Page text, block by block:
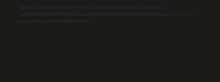
Hukuka ve yasal düzenlemelere aykırı olduğunu düşündüğünüz içerikleri,
backlinkpanelicomtr@gmail.com adresine bildirmeniz halinde, ilgili içerikler yasal süre
içerisinde sitemizden kaldırılacaktır.